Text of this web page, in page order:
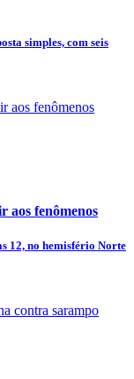
simples, com seis
aos fenômenos
12, no hemisfério Norte